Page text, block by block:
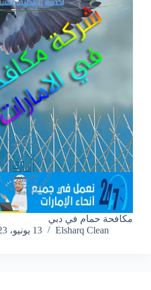
مكافحة حمام في دبي
Elsharq Clean
13 يونيو، 2023